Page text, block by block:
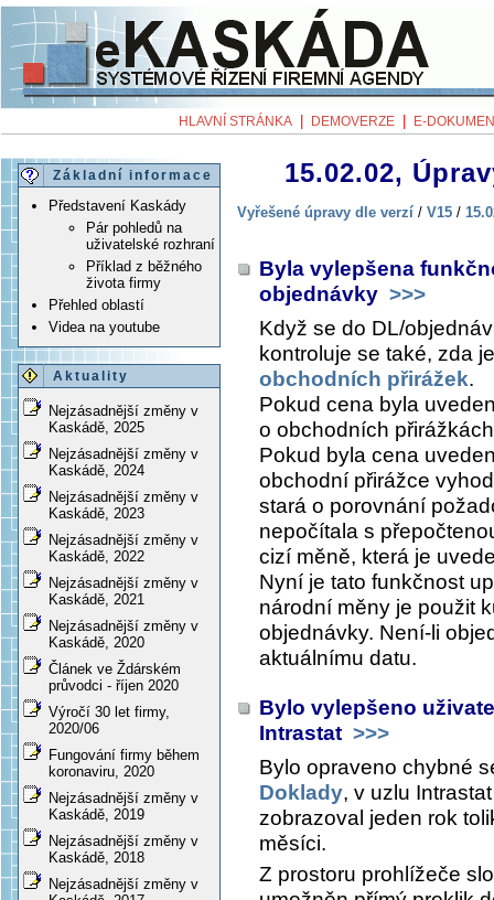
HLAVNÍ STRÁNKA DEMOVERZE E-
Základní informace
Představení Kaskády
Pár pohledů na
uživatelské rozhraní
Příklad z běžného
života firmy
Přehled oblastí
Videa na youtube
Aktuality
Nejzásadnější změny v
Kaskádě, 2025
Nejzásadnější změny v
Kaskádě, 2024
Nejzásadnější změny v
Kaskádě, 2023
Nejzásadnější změny v
Kaskádě, 2022
Nejzásadnější změny v
Kaskádě, 2021
Nejzásadnější změny v
Kaskádě, 2020
Článek ve Ždárském
průvodci - říjen 2020
Výročí 30 let firmy,
2020/06
Fungování firmy během
koronaviru, 2020
Nejzásadnější změny v
Kaskádě, 2019
Nejzásadnější změny v
Kaskádě, 2018
Nejzásadnější změny v
15.02.02,
Vyřešené úpravy dle verzí / V15 /
Byla vylepšena
objednávky >>>
Když se do DL/
kontroluje se také, zda
obchodních přirážek.
Pokud cena byla
o obchodních
Pokud byla cena
obchodní přirážce
stará o porovnání
nepočítala s
cizí měně, která je
Nyní je tato funkčnost
národní měny je použit
objednávky. Není-li
aktuálnímu datu.
Bylo vylepšeno
Intrastat >>>
Bylo opraveno chybné
Doklady, v uzlu
zobrazoval jeden rok
měsíci.
Z prostoru prohlížeče